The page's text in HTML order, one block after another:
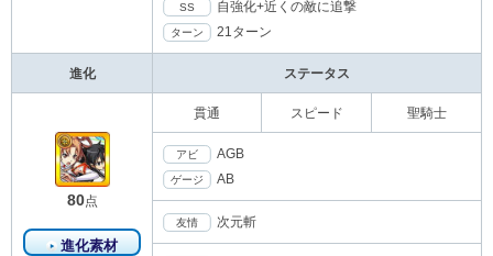
SS 自強化+近くの敵に追撃
ターン 21ターン
進化 ステータス
80点
進化素材
貫通 スピード 聖騎士
アビ AGB
ゲージ AB
友情 次元斬